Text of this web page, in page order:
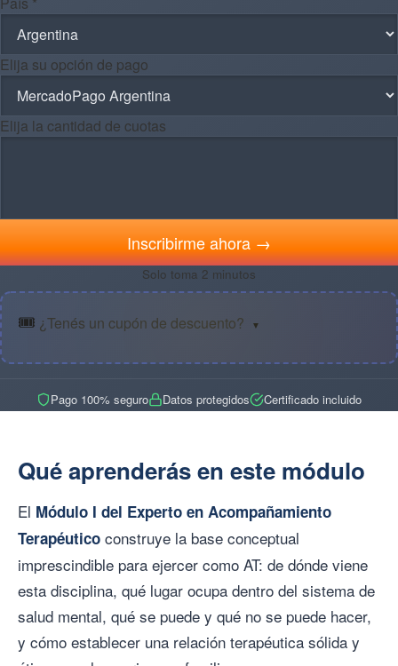
Elija su opción de pago
Elija la cantidad de cuotas
Inscribirme ahora →
Solo toma 2 minutos
🎟️ ¿Tenés un cupón de descuento? ▼
Pago 100% seguro Datos protegidos Certificado incluido
Qué aprenderás en este módulo
El Módulo I del Experto en Acompañamiento
Terapéutico construye la base conceptual
imprescindible para ejercer como AT: de dónde viene
esta disciplina, qué lugar ocupa dentro del sistema de
salud mental, qué se puede y qué no se puede hacer,
y cómo establecer una relación terapéutica sólida y